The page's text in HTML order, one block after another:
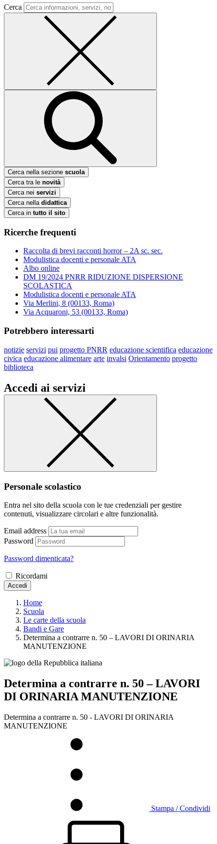
Cerca
Cerca nella sezione scuola
Cerca tra le novità
Cerca nei servizi
Cerca nella didattica
Cerca in tutto il sito
Ricerche frequenti
Raccolta di brevi racconti horror – 2A sc. sec.
Modulistica docenti e personale ATA
Albo online
DM 19/2024 PNRR RIDUZIONE DISPERSIONE
SCOLASTICA
Modulistica docenti e personale ATA
Via Merlini, 8 (00133, Roma)
Via Acquaroni, 53 (00133, Roma)
Potrebbero interessarti
notizie servizi pui progetto PNRR educazione scientifica educazione
civica educazione alimentare arte invalsi Orientamento progetto
biblioteca
Accedi ai servizi
Personale scolastico
Entra nel sito della scuola con le tue credenziali per gestire
contenuti, visualizzare circolari e altre funzionalità.
Email address
Password
Password dimenticata?
Ricordami
Accedi
Home
Scuola
Le carte della scuola
Bandi e Gare
Determina a contrarre n. 50 – LAVORI DI ORINARIA
MANUTENZIONE
Determina a contrarre n. 50 – LAVORI
DI ORINARIA MANUTENZIONE
Determina a contrarre n. 50 - LAVORI DI ORINARIA
MANUTENZIONE
Stampa / Condividi